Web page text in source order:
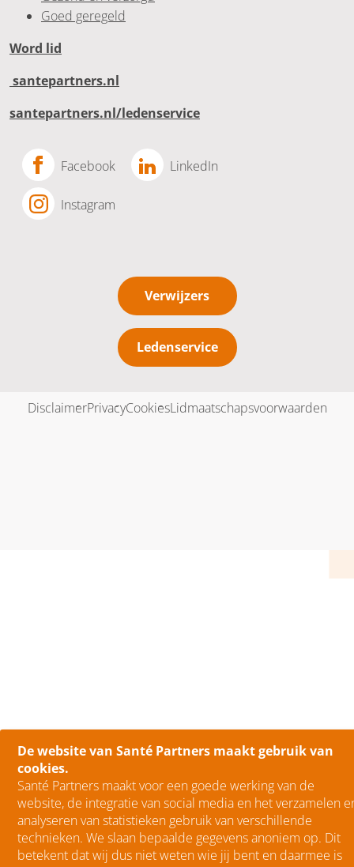
De website van Santé Partners maakt gebruik van
cookies.
Santé Partners maakt voor een goede werking van de
website, de integratie van social media en het verzamelen
analyseren van statistieken gebruik van verschillende
technieken. We slaan bepaalde gegevens anoniem op. Dit
betekent dat wij dus niet weten wie jij bent en daarmee is
Goed geregeld
Word lid
santepartners.nl
santepartners.nl/ledenservice
Facebook LinkedIn
Instagram
Verwijzers
Ledenservice
DisclaimerPrivacyCookiesLidmaatschapsvoorwaarden